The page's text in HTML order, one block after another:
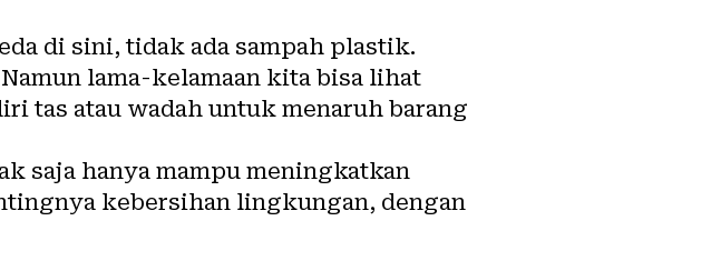
di sini, tidak ada sampah plastik.
lama-kelamaan kita bisa lihat
tas atau wadah untuk menaruh barang
saja hanya mampu meningkatkan
kebersihan lingkungan, dengan